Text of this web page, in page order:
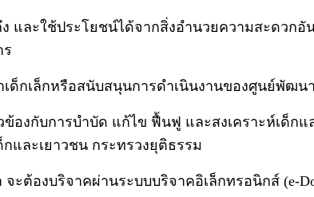
และใช้ประโยชน์ได้จากสิ่งอำนวยความสะดว
กเล็กหรือสนับสนุนการดำเนินงานของศูนย์พัฒนา
องกับการบำบัด แก้ไข ฟื้นฟู และสงเคราะห์เด็ก
และเยาวชน กระทรวงยุติธรรม
ต้องบริจาคผ่านระบบบริจาคอิเล็กทรอนิกส์ (e-